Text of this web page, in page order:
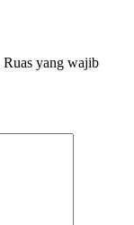
Ruas yang wajib